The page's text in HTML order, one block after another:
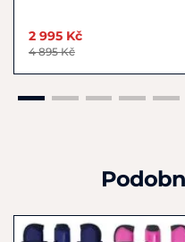
2 995 Kč
4 895 Kč